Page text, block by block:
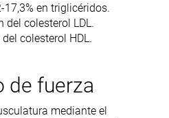
17,3% en triglicéridos.
del colesterol LDL.
colesterol HDL.
de fuerza
mediante el